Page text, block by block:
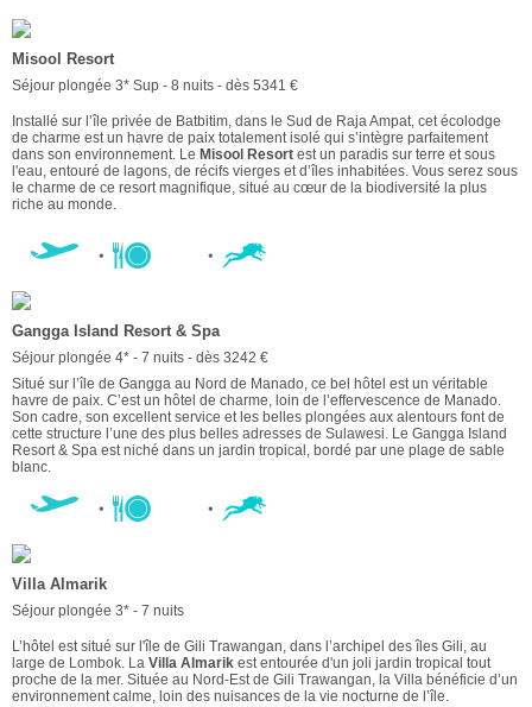
Misool Resort
Séjour plongée 3* Sup - 8 nuits - dès 5341 €
Installé sur l’île privée de Batbitim, dans le Sud de Raja Ampat, cet écolodge
de charme est un havre de paix totalement isolé qui s’intègre parfaitement
dans son environnement. Le Misool Resort est un paradis sur terre et sous
l'eau, entouré de lagons, de récifs vierges et d’îles inhabitées. Vous serez sous
le charme de ce resort magnifique, situé au cœur de la biodiversité la plus
riche au monde.
Gangga Island Resort & Spa
Séjour plongée 4* - 7 nuits - dès 3242 €
Situé sur l’île de Gangga au Nord de Manado, ce bel hôtel est un véritable
havre de paix. C’est un hôtel de charme, loin de l’effervescence de Manado.
Son cadre, son excellent service et les belles plongées aux alentours font de
cette structure l’une des plus belles adresses de Sulawesi. Le Gangga Island
Resort & Spa est niché dans un jardin tropical, bordé par une plage de sable
blanc.
Villa Almarik
Séjour plongée 3* - 7 nuits
L’hôtel est situé sur l'île de Gili Trawangan, dans l’archipel des îles Gili, au
large de Lombok. La Villa Almarik est entourée d'un joli jardin tropical tout
proche de la mer. Située au Nord-Est de Gili Trawangan, la Villa bénéficie d’un
environnement calme, loin des nuisances de la vie nocturne de l’île.